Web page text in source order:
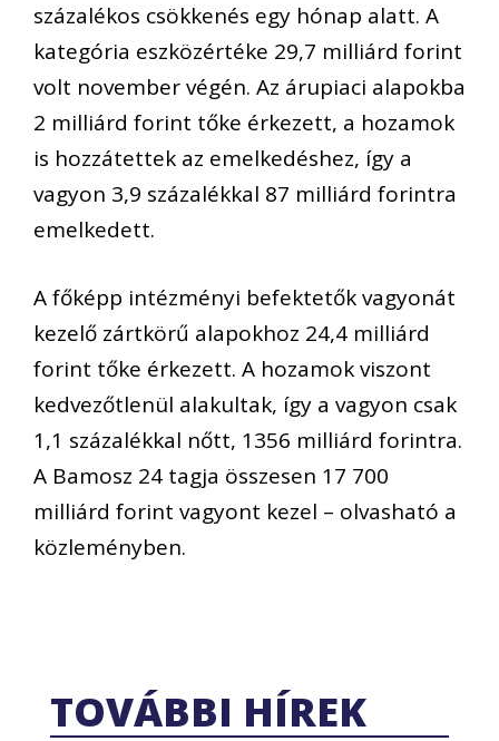
százalékos csökkenés egy hónap alatt. A
kategória eszközértéke 29,7 milliárd forint
volt november végén. Az árupiaci alapokba
2 milliárd forint tőke érkezett, a hozamok
is hozzátettek az emelkedéshez, így a
vagyon 3,9 százalékkal 87 milliárd forintra
emelkedett.
A főképp intézményi befektetők vagyonát
kezelő zártkörű alapokhoz 24,4 milliárd
forint tőke érkezett. A hozamok viszont
kedvezőtlenül alakultak, így a vagyon csak
1,1 százalékkal nőtt, 1356 milliárd forintra.
A Bamosz 24 tagja összesen 17 700
milliárd forint vagyont kezel – olvasható a
közleményben.
TOVÁBBI HÍREK